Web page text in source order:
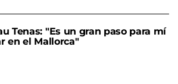
Tenas: "Es un gran paso para mí
en el Mallorca"